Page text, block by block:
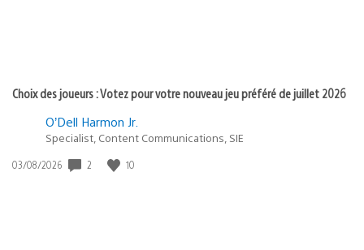
Choix des joueurs : Votez pour votre nouveau jeu préféré de juillet 2026
O’Dell Harmon Jr.
Specialist, Content Communications, SIE
Date
03/08/2026 2 10